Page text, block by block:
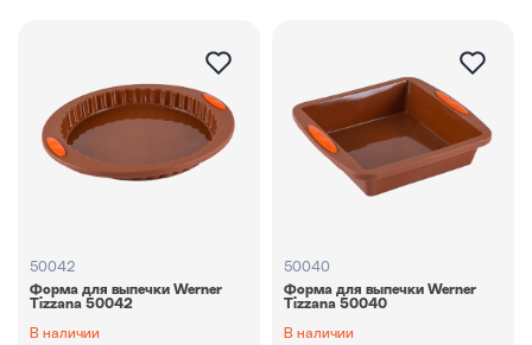
посуды
50042
Форма для выпечки Werner
Tizzana 50042
В наличии
50040
Форма для выпечки Werner
Tizzana 50040
В наличии